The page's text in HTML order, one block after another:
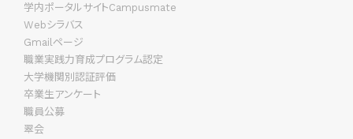
学内ポータルサイトCampusmate
Webシラバス
Gmailページ
職業実践力育成プログラム認定
大学機関別認証評価
卒業生アンケート
職員公募
翠会